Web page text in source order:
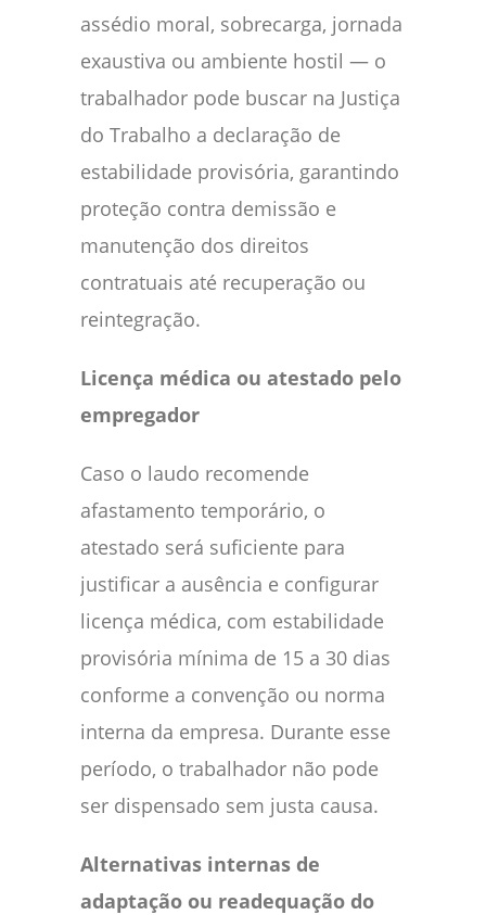
assédio moral, sobrecarga, jornada
exaustiva ou ambiente hostil — o
trabalhador pode buscar na Justiça
do Trabalho a declaração de
estabilidade provisória, garantindo
proteção contra demissão e
manutenção dos direitos
contratuais até recuperação ou
reintegração.
Licença médica ou atestado pelo
empregador
Caso o laudo recomende
afastamento temporário, o
atestado será suficiente para
justificar a ausência e configurar
licença médica, com estabilidade
provisória mínima de 15 a 30 dias
conforme a convenção ou norma
interna da empresa. Durante esse
período, o trabalhador não pode
ser dispensado sem justa causa.
Alternativas internas de
adaptação ou readequação do